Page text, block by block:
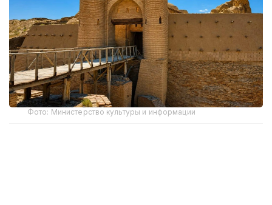
Фото: Министерство культуры и информации